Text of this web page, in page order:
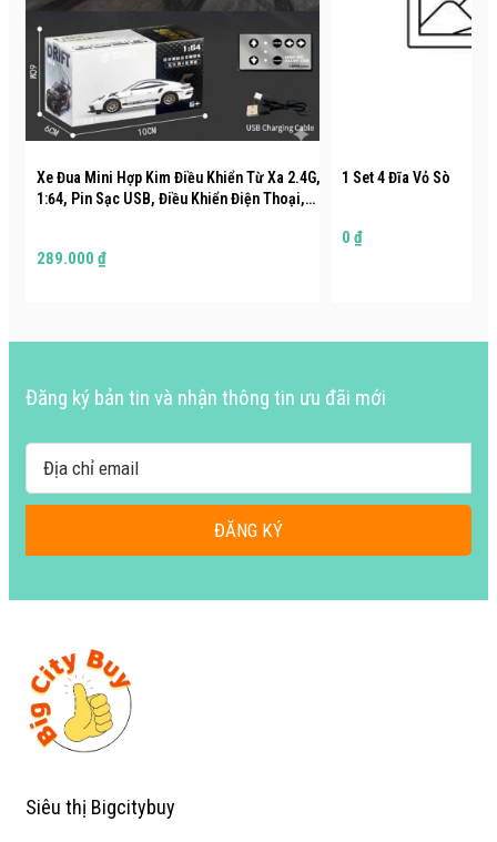
Xe Đua Mini Hợp Kim Điều Khiển Từ Xa 2.4G,
1:64, Pin Sạc USB, Điều Khiển Điện Thoại,
289.000 ₫
1 Set 4 Đĩa Vỏ Sò
0 ₫
Đăng ký bản tin và nhận thông tin ưu đãi mới
ĐĂNG KÝ
Siêu thị Bigcitybuy